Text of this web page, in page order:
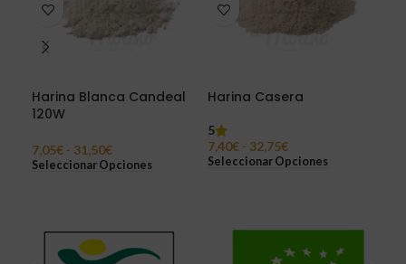
Harina Blanca Candeal
120W
7,05€ - 31,50€
Seleccionar Opciones
Harina Casera
5
7,40€ - 32,75€
Seleccionar Opciones